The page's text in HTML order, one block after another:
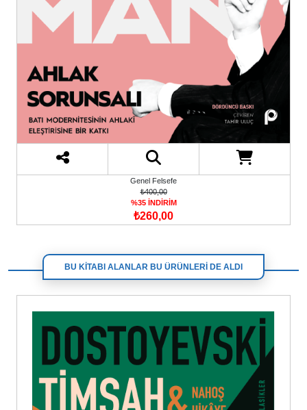
Genel Felsefe
₺400,00
%35 İNDİRİM
₺260,00
BU KİTABI ALANLAR BU ÜRÜNLERİ DE ALDI